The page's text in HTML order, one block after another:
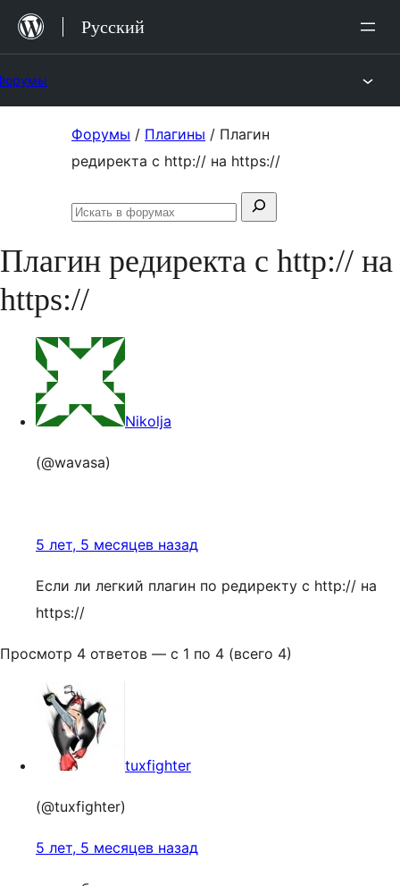
Перейти
Русский
Форумы / Плагины / Плагин
редиректа с http:// на https://
Поиск:
Искать
форумах
Плагин редиректа с http:// на
https://
Nikolja
(@wavasa)
5 лет, 5 месяцев назад
Если ли легкий плагин по редиректу с http:// на
https://
Просмотр 4 ответов — с 1 по 4 (всего 4)
tuxfighter
(@tuxfighter)
5 лет, 5 месяцев назад